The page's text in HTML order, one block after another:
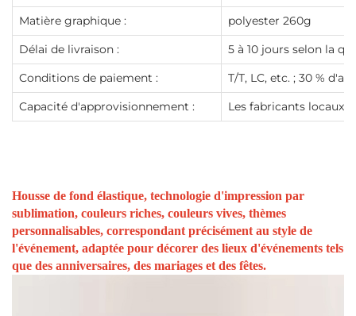
Matière graphique :
polyester 260g
Délai de livraison :
5 à 10 jours selon la
Conditions de paiement :
T/T, LC, etc. ; 30 %
Capacité d'approvisionnement :
Les fabricants locaux
Housse de fond élastique, technologie d'impression par
sublimation, couleurs riches, couleurs vives, thèmes
personnalisables, correspondant précisément au style de
l'événement, adaptée pour décorer des lieux d'événements tels
que des anniversaires, des mariages et des fêtes.